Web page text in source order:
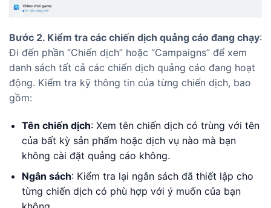
Bước 2. Kiểm tra các chiến dịch quảng cáo đang chạy:
Đi đến phần “Chiến dịch” hoặc “Campaigns” để xem
danh sách tất cả các chiến dịch quảng cáo đang hoạt
động. Kiểm tra kỹ thông tin của từng chiến dịch, bao
gồm:
Tên chiến dịch: Xem tên chiến dịch có trùng với tên
của bất kỳ sản phẩm hoặc dịch vụ nào mà bạn
không cài đặt quảng cáo không.
Ngân sách: Kiểm tra lại ngân sách đã thiết lập cho
từng chiến dịch có phù hợp với ý muốn của bạn